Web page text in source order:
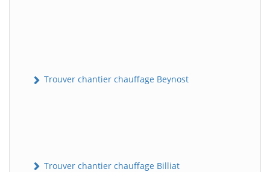
Trouver chantier chauffage Beynost
Trouver chantier chauffage Billiat